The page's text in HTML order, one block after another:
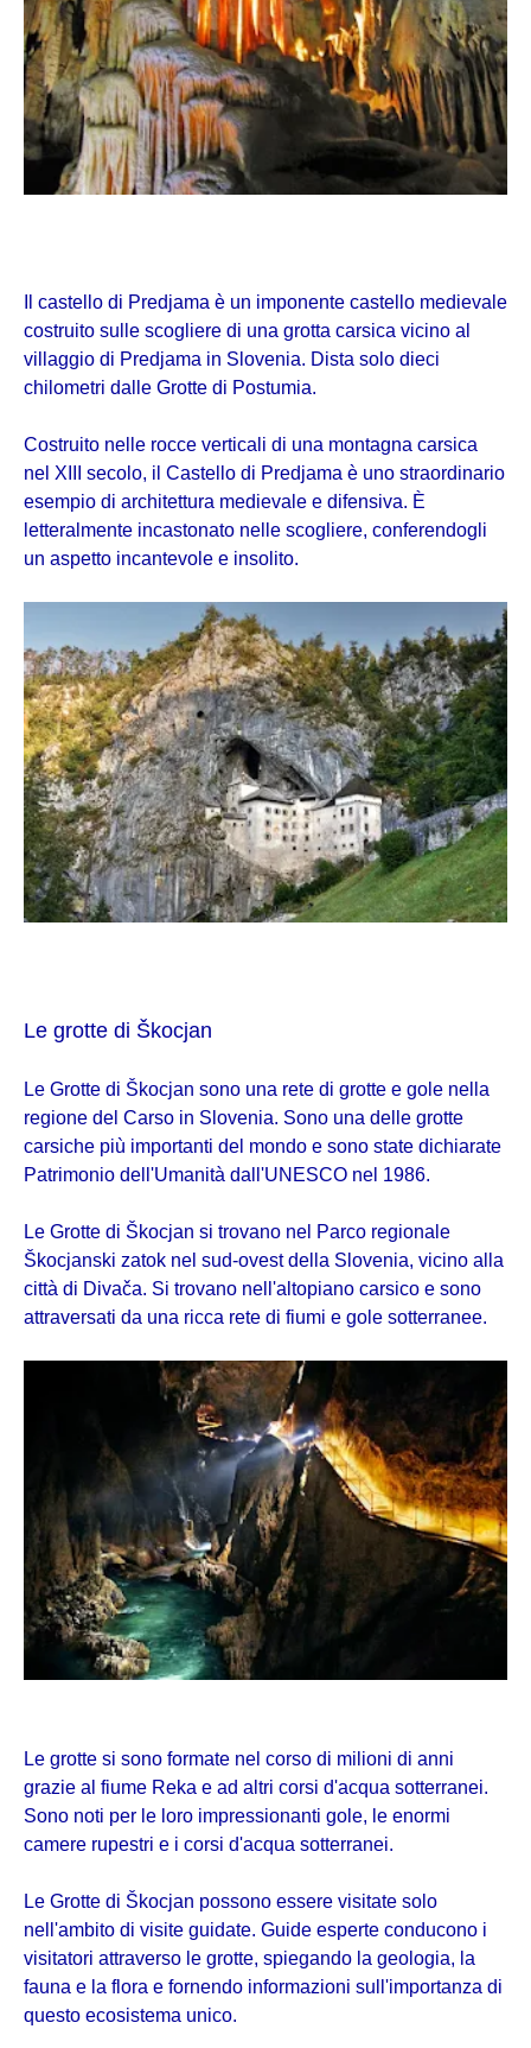
Il castello di Predjama è un imponente castello medievale
costruito sulle scogliere di una grotta carsica vicino al
villaggio di Predjama in Slovenia. Dista solo dieci
chilometri dalle Grotte di Postumia.
Costruito nelle rocce verticali di una montagna carsica
nel XIII secolo, il Castello di Predjama è uno straordinario
esempio di architettura medievale e difensiva. È
letteralmente incastonato nelle scogliere, conferendogli
un aspetto incantevole e insolito.
Le grotte di Škocjan
Le Grotte di Škocjan sono una rete di grotte e gole nella
regione del Carso in Slovenia. Sono una delle grotte
carsiche più importanti del mondo e sono state dichiarate
Patrimonio dell'Umanità dall'UNESCO nel 1986.
Le Grotte di Škocjan si trovano nel Parco regionale
Škocjanski zatok nel sud-ovest della Slovenia, vicino alla
città di Divača. Si trovano nell'altopiano carsico e sono
attraversati da una ricca rete di fiumi e gole sotterranee.
Le grotte si sono formate nel corso di milioni di anni
grazie al fiume Reka e ad altri corsi d'acqua sotterranei.
Sono noti per le loro impressionanti gole, le enormi
camere rupestri e i corsi d'acqua sotterranei.
Le Grotte di Škocjan possono essere visitate solo
nell'ambito di visite guidate. Guide esperte conducono i
visitatori attraverso le grotte, spiegando la geologia, la
fauna e la flora e fornendo informazioni sull'importanza di
questo ecosistema unico.